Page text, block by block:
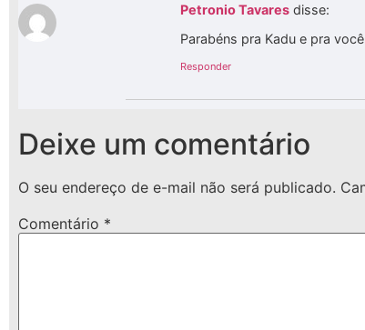
Petronio Tavares disse:
Parabéns pra Kadu e pra
Responder
Deixe um comentário
O seu endereço de e-mail não será publicado.
Comentário *